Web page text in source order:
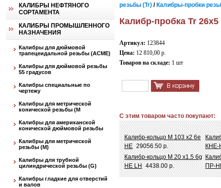
КАЛИБРЫ НЕФТЯНОГО
СОРТАМЕНТА
КАЛИБРЫ ПРОМЫШЛЕННОГО
НАЗНАЧЕНИЯ
Калибры для дюймовой
трапецеидальной резьбы (АСМЕ)
Калибры для дюймовой резьбы
55 градусов
Калибры специальные по
чертежу
Калибры для метрической
конической резьбы (М
Калибры для американской
конической дюймовой резьбы
Калибры для метрической
резьбы (М)
Калибры для трубной
цилиндрической резьбы (G)
Калибры гладкие для отверстий
и валов
резьбы (Tr) / Калибры-пробки
Калибр-пробка Tr
Артикул: 123844
Цена: 12 810,00 р.
Товаров на складе: 1 шт
С этим товаром часто покупают:
Калибр-кольцо М 103 х2 6e
НЕ 29056.50 р.
КНЕ-
Калибр-кольцо М 20 х1.5 6g
НЕ LH 4438.00 р.
ПР-